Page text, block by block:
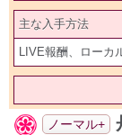
主な入手方法
LIVE報酬、ローカ
ノーマル+